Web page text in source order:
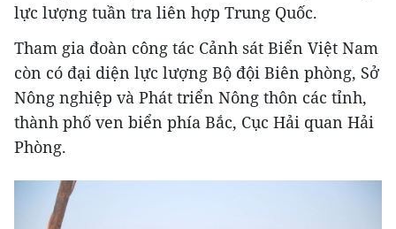
lực lượng tuần tra liên hợp Trung Quốc.
Tham gia đoàn công tác Cảnh sát Biển Việt Nam
còn có đại diện lực lượng Bộ đội Biên phòng, Sở
Nông nghiệp và Phát triển Nông thôn các tỉnh,
thành phố ven biển phía Bắc, Cục Hải quan Hải
Phòng.